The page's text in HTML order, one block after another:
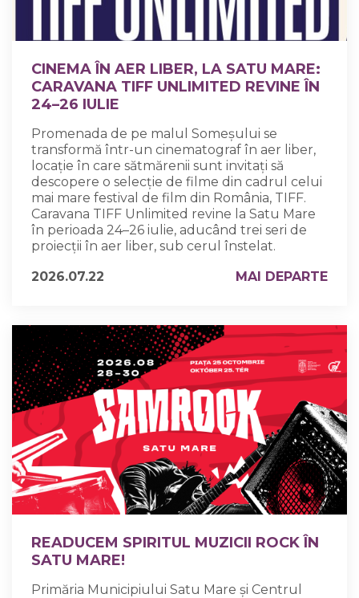
CINEMA ÎN AER LIBER, LA SATU MARE:
CARAVANA TIFF UNLIMITED REVINE ÎN
24–26 IULIE
Promenada de pe malul Someșului se
transformă într-un cinematograf în aer liber,
locație în care sătmărenii sunt invitați să
descopere o selecție de filme din cadrul celui
mai mare festival de film din România, TIFF.
Caravana TIFF Unlimited revine la Satu Mare
în perioada 24–26 iulie, aducând trei seri de
proiecții în aer liber, sub cerul înstelat.
2026.07.22
MAI DEPARTE
READUCEM SPIRITUL MUZICII ROCK ÎN
SATU MARE!
Primăria Municipiului Satu Mare și Centrul